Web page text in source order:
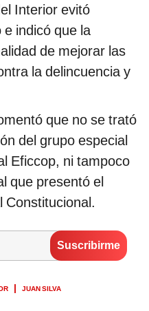
Interior evitó
indicó que la
de mejorar las
la delincuencia y
que no se trató
del grupo especial
Eficcop, ni tampoco
que presentó el
Constitucional.
JUAN SILVA